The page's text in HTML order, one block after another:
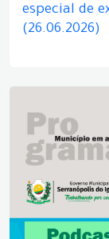
especial de
(26.06.2026)